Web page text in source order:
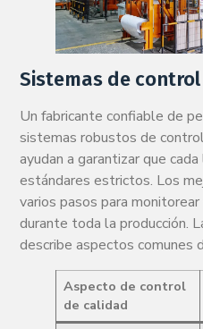
Sistemas de
Un fabricante confiable de
sistemas robustos de
ayudan a garantizar que
estándares estrictos. Los
varios pasos para
durante toda la producción.
describe aspectos comunes
Aspecto de control
de calidad